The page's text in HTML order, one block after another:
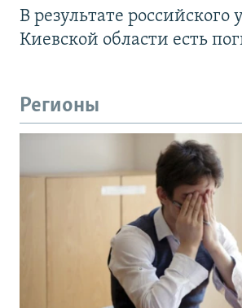
В результате российского
Киевской области есть
Регионы